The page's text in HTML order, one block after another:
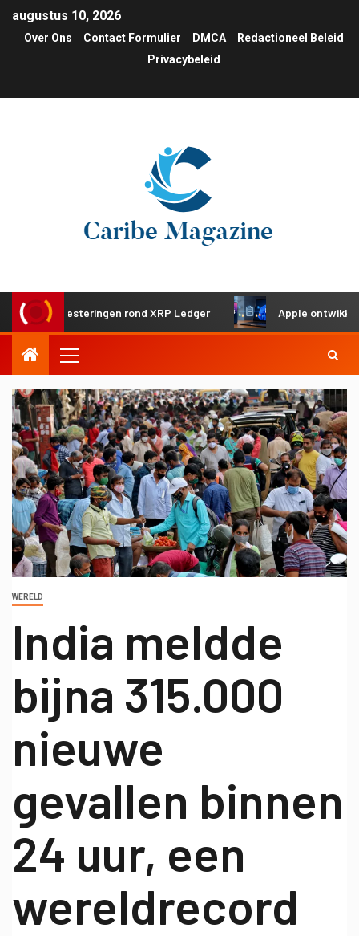
augustus 10, 2026
Over Ons Contact Formulier DMCA
Redactioneel Beleid
Privacybeleid
investeringen rond XRP Ledger Apple ontwikkelt
WERELD
India meldde
bijna 315.000
nieuwe
gevallen binnen
24 uur, een
wereldrecord